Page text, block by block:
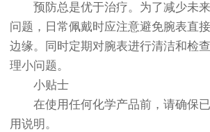
预防总是优于治疗。为了减少未来
问题，日常佩戴时应注意避免腕表直
边缘。同时定期对腕表进行清洁和检
理小问题。
小贴士
在使用任何化学产品前，请确保已
用说明。